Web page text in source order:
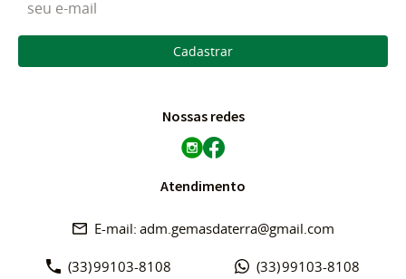
Cadastrar
Nossas redes
Atendimento
(33)99103-8108 (33)99103-8108
adm.gemasdaterra@gmail.com